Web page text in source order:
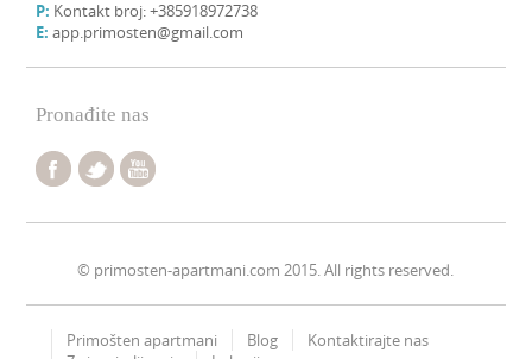
P: Kontakt broj: +385918972738
E: app.primosten@gmail.com
Pronađite nas
© primosten-apartmani.com 2015. All rights reserved.
Primošten apartmani Blog
Kontaktirajte nas